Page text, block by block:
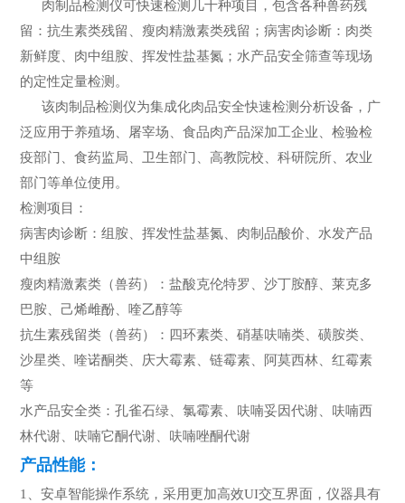
肉制品检测仪可快速检测几十种项目，包含各种兽药残
留：抗生素类残留、瘦肉精激素类残留；病害肉诊断：肉类
新鲜度、肉中组胺、挥发性盐基氮；水产品安全筛查等现场
的定性定量检测。
该肉制品检测仪为集成化肉品安全快速检测分析设备，广
泛应用于养殖场、屠宰场、食品肉产品深加工企业、检验检
疫部门、食药监局、卫生部门、高教院校、科研院所、农业
部门等单位使用。
检测项目：
病害肉诊断：组胺、挥发性盐基氮、肉制品酸价、水发产品
中组胺
瘦肉精激素类（兽药）：盐酸克伦特罗、沙丁胺醇、莱克多
巴胺、己烯雌酚、喹乙醇等
抗生素残留类（兽药）：四环素类、硝基呋喃类、磺胺类、
沙星类、喹诺酮类、庆大霉素、链霉素、阿莫西林、红霉素
等
水产品安全类：孔雀石绿、氯霉素、呋喃妥因代谢、呋喃西
林代谢、呋喃它酮代谢、呋喃唑酮代谢
产品性能：
1、安卓智能操作系统，采用更加高效UI交互界面，仪器具有